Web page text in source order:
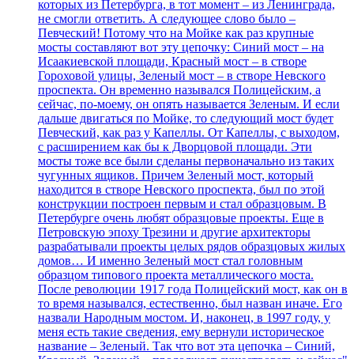
которых из Петербурга, в тот момент – из Ленинграда,
не смогли ответить. А следующее слово было –
Певческий! Потому что на Мойке как раз крупные
мосты составляют вот эту цепочку: Синий мост – на
Исаакиевской площади, Красный мост – в створе
Гороховой улицы, Зеленый мост – в створе Невского
проспекта. Он временно назывался Полицейским, а
сейчас, по-моему, он опять называется Зеленым. И если
дальше двигаться по Мойке, то следующий мост будет
Певческий, как раз у Капеллы. От Капеллы, с выходом,
с расширением как бы к Дворцовой площади. Эти
мосты тоже все были сделаны первоначально из таких
чугунных ящиков. Причем Зеленый мост, который
находится в створе Невского проспекта, был по этой
конструкции построен первым и стал образцовым. В
Петербурге очень любят образцовые проекты. Еще в
Петровскую эпоху Трезини и другие архитекторы
разрабатывали проекты целых рядов образцовых жилых
домов… И именно Зеленый мост стал головным
образцом типового проекта металлического моста.
После революции 1917 года Полицейский мост, как он в
то время назывался, естественно, был назван иначе. Его
назвали Народным мостом. И, наконец, в 1997 году, у
меня есть такие сведения, ему вернули историческое
название – Зеленый. Так что вот эта цепочка – Синий,